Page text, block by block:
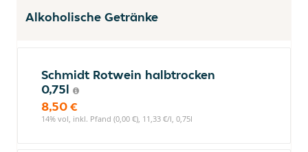
Alkoholische Getränke
Schmidt Rotwein halbtrocken
0,75l
8,50 €
14% vol, inkl. Pfand (0,00 €), 11,33 €/l, 0,75l